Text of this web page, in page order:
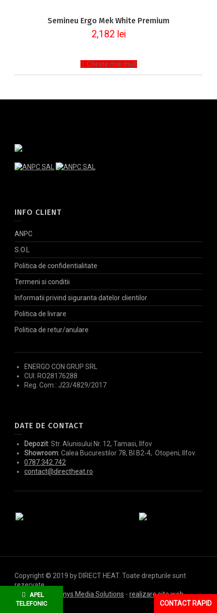
APEL
TELEFONIC
Semineu Ergo Mek White Premium
2,182 lei
Citește mai mult
INFO CLIENT
ANPC
S.O.L
Politica de confidentialitate
Termeni si conditii
Informatii privind siguranta datelor clientilor
Politica de livrare
Politica de retur/anulare
ENERGO CON GRUP SRL
CUI: RO28176288
Reg. Com.: J23/4829/2017
DATE DE CONTACT
Depozit: Str. Alunisului Nr. 12, Tamasi, Ilfov
Showroom: Calea Bucurestilor 78, Bl B2-4, Otopeni, Ilfov.
0787.342.742
contact@directheat.ro
Copyright © 2019 by DIRECT HEAT. Toate drepturile sunt
rezervate.
Designed by
Dianys Media Solutions - realizare site web-
creare site web
CONTACT RAPID